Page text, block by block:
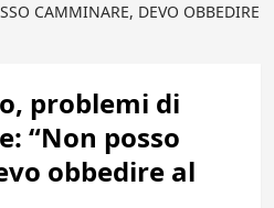
CAMMINARE, DEVO OBBEDIRE
problemi di
“Non posso
obbedire al